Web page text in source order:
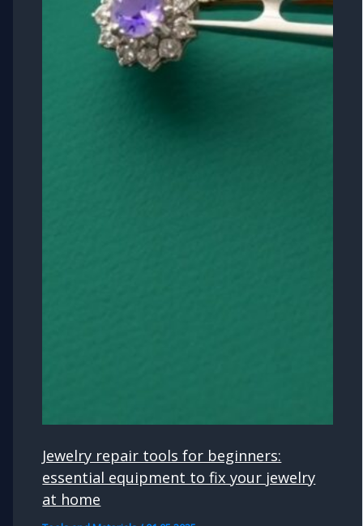
Jewelry repair tools for beginners:
essential equipment to fix your jewelry
at home